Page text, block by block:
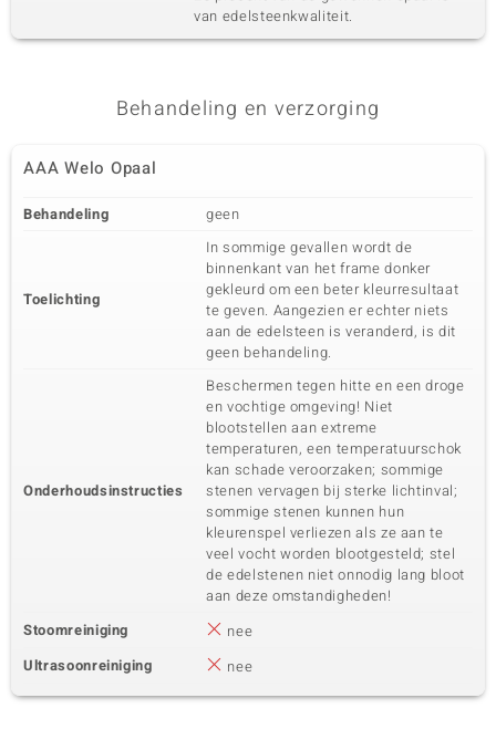
van edelsteenkwaliteit.
Behandeling en verzorging
AAA Welo Opaal
Behandeling geen
Toelichting
In sommige gevallen wordt de
binnenkant van het frame donker
gekleurd om een beter kleurresultaat
te geven. Aangezien er echter niets
aan de edelsteen is veranderd, is dit
geen behandeling.
Onderhoudsinstructies
Beschermen tegen hitte en een droge
en vochtige omgeving! Niet
blootstellen aan extreme
temperaturen, een temperatuurschok
kan schade veroorzaken; sommige
stenen vervagen bij sterke lichtinval;
sommige stenen kunnen hun
kleurenspel verliezen als ze aan te
veel vocht worden blootgesteld; stel
de edelstenen niet onnodig lang bloot
aan deze omstandigheden!
Stoomreiniging
nee
Ultrasoonreiniging
nee